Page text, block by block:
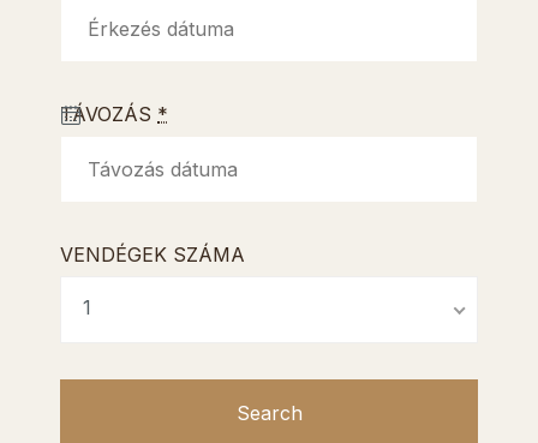
TÁVOZÁS *
VENDÉGEK SZÁMA
1